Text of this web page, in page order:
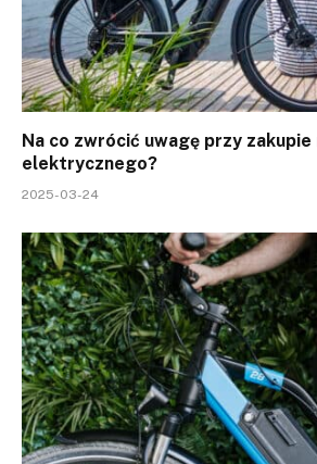
Na co zwrócić uwagę przy
elektrycznego?
2025-03-24